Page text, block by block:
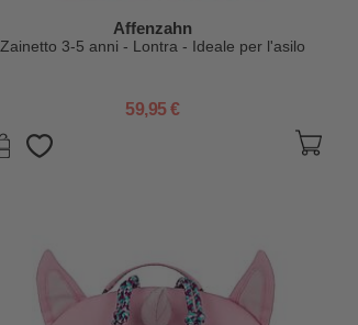
Affenzahn
Zainetto 3-5 anni - Lontra - Ideale per l'asilo
59,95 €